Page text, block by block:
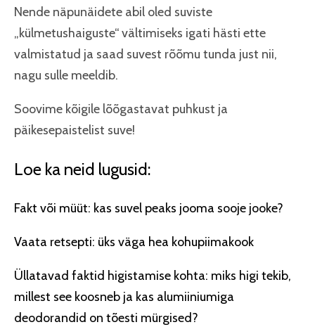
Nende näpunäidete abil oled suviste
„külmetushaiguste“ vältimiseks igati hästi ette
valmistatud ja saad suvest rõõmu tunda just nii,
nagu sulle meeldib.
Soovime kõigile lõõgastavat puhkust ja
päikesepaistelist suve!
Loe ka neid lugusid:
Fakt või müüt: kas suvel peaks jooma sooje jooke?
Vaata retsepti: üks väga hea kohupiimakook
Üllatavad faktid higistamise kohta: miks higi tekib,
millest see koosneb ja kas alumiiniumiga
deodorandid on tõesti mürgised?